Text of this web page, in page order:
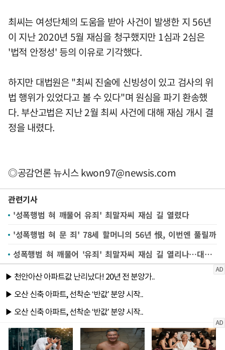
최씨는 여성단체의 도움을 받아 사건이 발생한 지 56년
이 지난 2020년 5월 재심을 청구했지만 1심과 2심은
'법적 안정성' 등의 이유로 기각했다.
하지만 대법원은 "최씨 진술에 신빙성이 있고 검사의 위
법 행위가 있었다고 볼 수 있다"며 원심을 파기 환송했
다. 부산고법은 지난 2월 최씨 사건에 대해 재심 개시 결
정을 내렸다.
◎공감언론 뉴시스kwon97@newsis.com
관련기사
'성폭행범 혀 깨물어 유죄' 최말자씨 재심 길 열렸다
'성폭행범 혀 문 죄' 78세 할머니의 56년 恨, 이번엔 풀릴까
성폭행범 혀 깨물어 '유죄' 최말자씨 재심 길 열리나…대법, 파기환송